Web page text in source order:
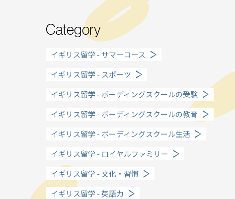
Why UK?
Why WO?
渡邊オフィスを選ぶ理由
About us
渡邊オフィスとは
Category
イギリス留学 - サマーコース
イギリス留学 - スポーツ
イギリス留学 - ボーディングスクールの受験
イギリス留学 - ボーディングスクールの教育
イギリス留学 - ボーディングスクール生活
イギリス留学 - ロイヤルファミリー
イギリス留学 - 文化・習慣
イギリス留学 - 英語力